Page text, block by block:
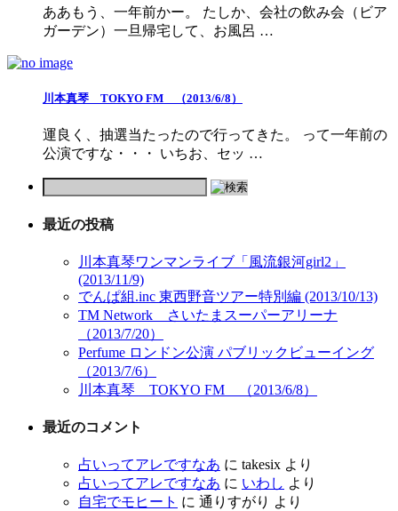
ああもう、一年前かー。 たしか、会社の飲み会（ビア
ガーデン）一旦帰宅して、お風呂 …
川本真琴 TOKYO FM （2013/6/8）
運良く、抽選当たったので行ってきた。 って一年前の
公演ですな・・・ いちお、セッ …
最近の投稿
川本真琴ワンマンライブ「風流銀河girl2」
(2013/11/9)
でんぱ組.inc 東西野音ツアー特別編 (2013/10/13)
TM Network さいたまスーパーアリーナ
（2013/7/20）
Perfume ロンドン公演 パブリックビューイング
（2013/7/6）
川本真琴 TOKYO FM （2013/6/8）
最近のコメント
占いってアレですなあ に takesix より
占いってアレですなあ に いわし より
自宅でモヒート に 通りすがり より